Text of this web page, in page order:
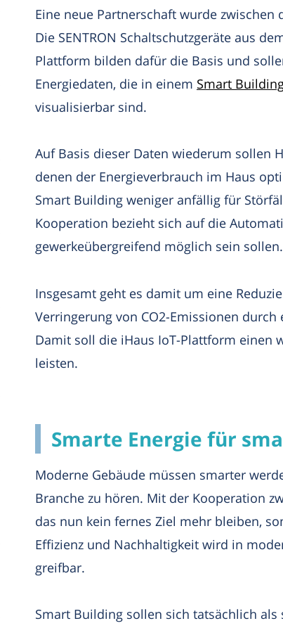
Eine neue Partnerschaft wurde zwischen
Die SENTRON Schaltschutzgeräte aus
Plattform bilden dafür die Basis und
Energiedaten, die in einem Smart
visualisierbar sind.
Auf Basis dieser Daten wiederum sollen
denen der Energieverbrauch im Haus
Smart Building weniger anfällig für
Kooperation bezieht sich auf die
gewerkeübergreifend möglich sein sollen.
Insgesamt geht es damit um eine
Verringerung von CO2-Emissionen
Damit soll die iHaus IoT-Plattform einen
leisten.
Smarte Energie für
Moderne Gebäude müssen smarter
Branche zu hören. Mit der Kooperation
das nun kein fernes Ziel mehr bleiben,
Effizienz und Nachhaltigkeit wird in
greifbar.
Smart Building sollen sich tatsächlich